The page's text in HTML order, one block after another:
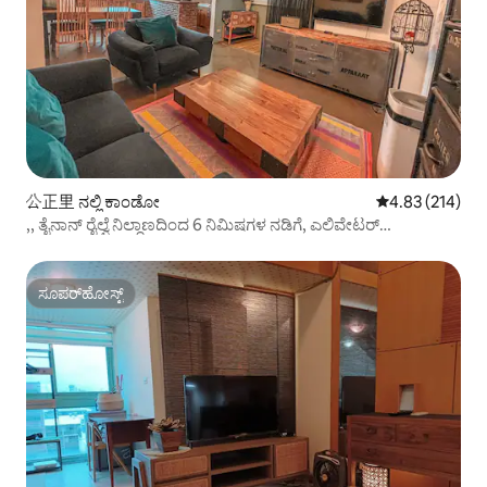
公正里 ನಲ್ಲಿ ಕಾಂಡೋ 5 ರಲ್ಲಿ 4.83
4.83 (214)
,, ತೈನಾನ್ ರೈಲ್ವೆ ನಿಲ್ದಾಣದಿಂದ 6 ನಿಮಿಷಗಳ ನಡಿಗೆ, ಎಲಿವೇಟರ್
ಸೂಪರ್‌ಹೋಸ್ಟ್
ಸೂಪರ್‌ಹೋಸ್ಟ್